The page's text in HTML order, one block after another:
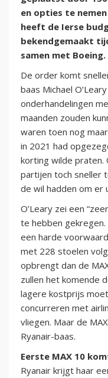
en opties te
heeft de Ierse
bekendgemaakt
samen met Boeing.
De order komt
baas Michael
onderhandelingen
maanden zouden
waren toen nog
in 2021 had
korting wilde praten.
partijen toch sneller
de wil hadden om er
O’Leary zei een
te hebben
een harde
met 228 stoelen
opbrengt dan de
zullen het komende
lagere kostprijs
concurreren met
vliegen. Maar de
Ryanair-baas.
Eerste MAX 10
Ryanair krijgt haar